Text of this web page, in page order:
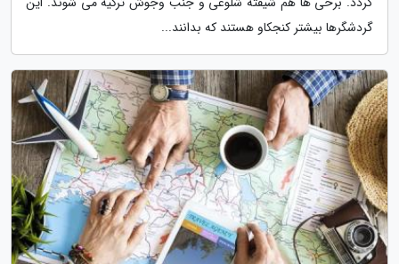
گردشگرها بیشتر کنجکاو هستند که بدانند...